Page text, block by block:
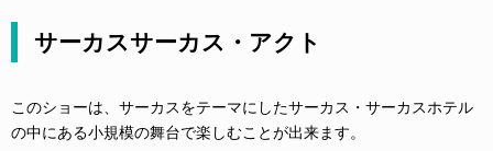
サーカスサーカス・アクト
このショーは、サーカスをテーマにしたサーカス・サーカスホテル
の中にある小規模の舞台で楽しむことが出来ます。